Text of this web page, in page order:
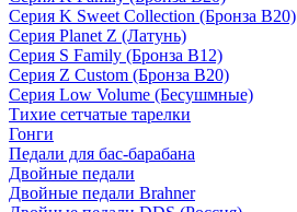
Серия K Sweet Collection (Бронза B20)
Серия Planet Z (Латунь)
Серия S Family (Бронза B12)
Серия Z Custom (Бронза B20)
Серия Low Volume (Бесушмные)
Тихие сетчатые тарелки
Гонги
Педали для бас-барабана
Двойные педали
Двойные педали Brahner